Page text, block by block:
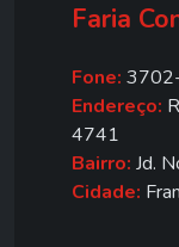
Faria
Fone:
Endereço:
4741
Bairro: Jd.
Cidade: